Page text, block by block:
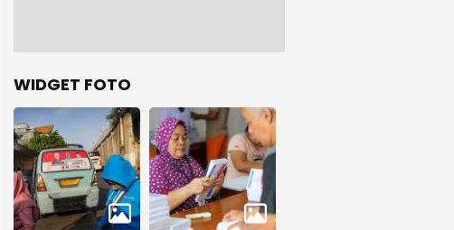
WIDGET FOTO